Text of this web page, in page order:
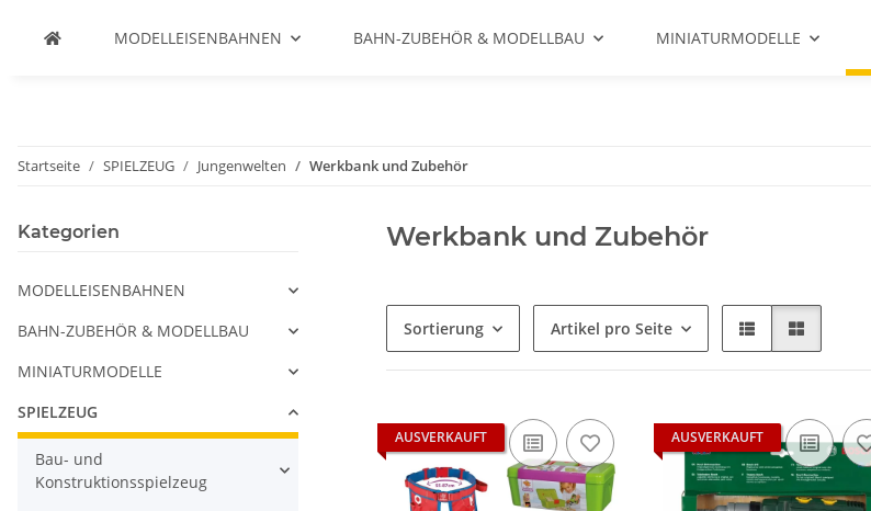
MODELLEISENBAHNEN BAHN-ZUBEHÖR & MODELLBAU MINIATURMODELLE
Startseite SPIELZEUG Jungenwelten Werkbank und Zubehör
Werkbank und Zubehör
Sortierung Artikel pro Seite
AUSVERKAUFT AUSVERKAUFT
Kategorien
MODELLEISENBAHNEN
BAHN-ZUBEHÖR & MODELLBAU
MINIATURMODELLE
SPIELZEUG
Bau- und
Konstruktionsspielzeug